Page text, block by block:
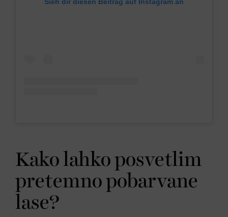
Sieh dir diesen Beitrag auf Instagram an
Kako lahko posvetlim
pretemno pobarvane
lase?